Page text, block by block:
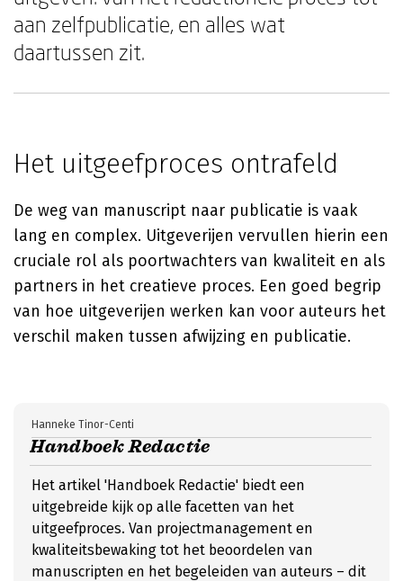
aan zelfpublicatie, en alles wat
daartussen zit.
Het uitgeefproces ontrafeld
De weg van manuscript naar publicatie is vaak
lang en complex. Uitgeverijen vervullen hierin een
cruciale rol als poortwachters van kwaliteit en als
partners in het creatieve proces. Een goed begrip
van hoe uitgeverijen werken kan voor auteurs het
verschil maken tussen afwijzing en publicatie.
Handboek Redactie
Hanneke Tinor-Centi
Het artikel 'Handboek Redactie' biedt een
uitgebreide kijk op alle facetten van het
uitgeefproces. Van projectmanagement en
kwaliteitsbewaking tot het beoordelen van
manuscripten en het begeleiden van auteurs – dit